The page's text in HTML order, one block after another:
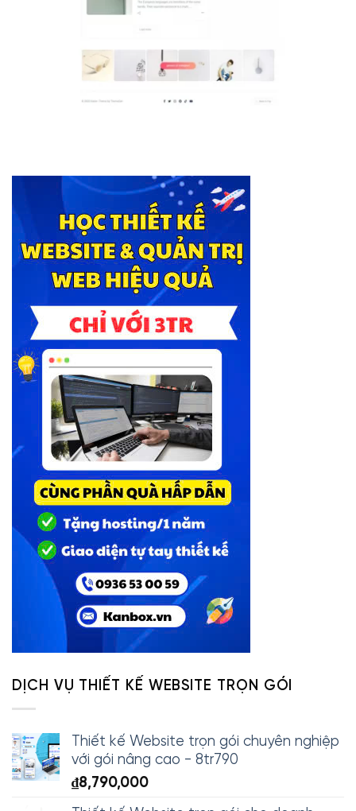
DỊCH VỤ THIẾT KẾ WEBSITE TRỌN GÓI
Thiết kế Website trọn gói chuyên nghiệp
với gói nâng cao - 8tr790
₫8,790,000